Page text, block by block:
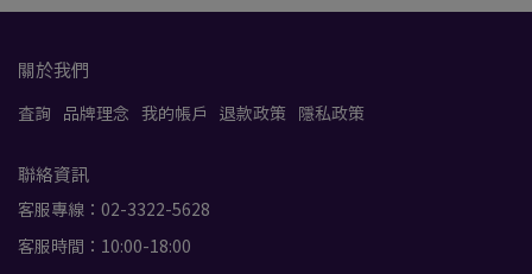
關於我們
查詢 品牌理念 我的帳戶 退款政策 隱私政策
聯絡資訊
客服專線：02-3322-5628
客服時間：10:00-18:00